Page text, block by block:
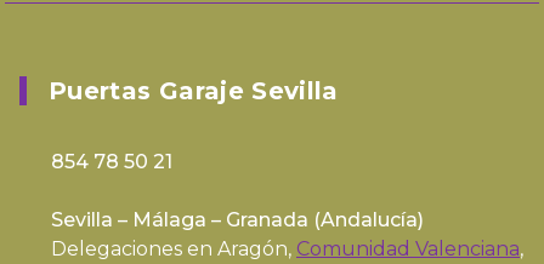
Puertas Garaje Sevilla
854 78 50 21
Sevilla – Málaga – Granada (Andalucía)
Delegaciones en Aragón, Comunidad Valenciana,